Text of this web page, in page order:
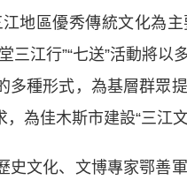
地區優秀傳統文化為
三江行”“七送”活動將
多種形式，為基層群眾
為佳木斯市建設“三江
文化、文博專家鄂善